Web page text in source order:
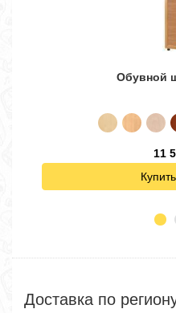
Обувной
11
Доставка по